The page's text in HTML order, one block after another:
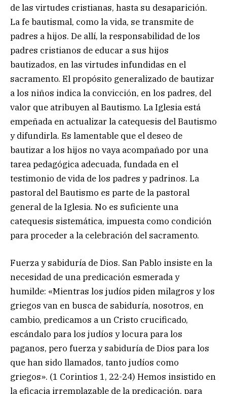
de las virtudes cristianas, hasta su desaparición.
La fe bautismal, como la vida, se transmite de
padres a hijos. De allí, la responsabilidad de los
padres cristianos de educar a sus hijos
bautizados, en las virtudes infundidas en el
sacramento. El propósito generalizado de bautizar
a los niños indica la convicción, en los padres, del
valor que atribuyen al Bautismo. La Iglesia está
empeñada en actualizar la catequesis del Bautismo
y difundirla. Es lamentable que el deseo de
bautizar a los hijos no vaya acompañado por una
tarea pedagógica adecuada, fundada en el
testimonio de vida de los padres y padrinos. La
pastoral del Bautismo es parte de la pastoral
general de la Iglesia. No es suficiente una
catequesis sistemática, impuesta como condición
para proceder a la celebración del sacramento.
Fuerza y sabiduría de Dios. San Pablo insiste en la
necesidad de una predicación esmerada y
humilde: «Mientras los judíos piden milagros y los
griegos van en busca de sabiduría, nosotros, en
cambio, predicamos a un Cristo crucificado,
escándalo para los judíos y locura para los
paganos, pero fuerza y sabiduría de Dios para los
que han sido llamados, tanto judíos como
griegos». (1 Corintios 1, 22-24) Hemos insistido en
la eficacia irremplazable de la predicación, para